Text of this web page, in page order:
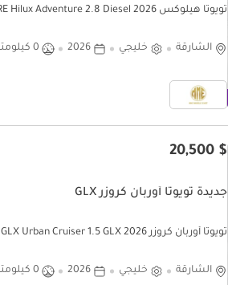
تويوتا هيلوكس ADVENTURE Hilux Adventure 2.8 Diesel 2026
الشارقة خليجي 2026 0 كيلومتر
$ 20,500
جديدة تويوتا أوربان كروزر GLX
تويوتا أوربان كروزر GLX Urban Cruiser 1.5 GLX 2026
الشارقة خليجي 2026 0 كيلومتر